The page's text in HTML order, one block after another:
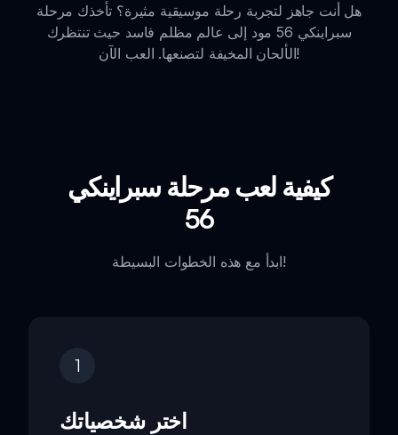
هل أنت جاهز لتجربة رحلة موسيقية مثيرة؟ تأخذك مرحلة
سبراينكي 56 مود إلى عالم مظلم فاسد حيث تنتظرك
الألحان المخيفة لتصنعها. العب الآن!
كيفية لعب مرحلة سبراينكي
56
ابدأ مع هذه الخطوات البسيطة!
1
اختر شخصياتك